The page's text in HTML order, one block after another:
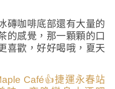
磚咖啡底部還有大量的
的感覺，那一顆顆的口
喜歡，好好喝哦，夏天